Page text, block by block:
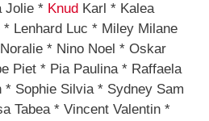
Jolie * Knud Karl * Kalea
Lenhard Luc * Miley Milane
* Nino Noel * Oskar
Piet * Pia Paulina * Raffaela
* Sophie Silvia * Sydney Sam
Tabea * Vincent Valentin *